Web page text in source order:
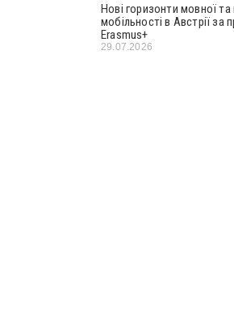
Нові горизонти мовної та
мобільності в Австрії за
Erasmus+
29.07.2026